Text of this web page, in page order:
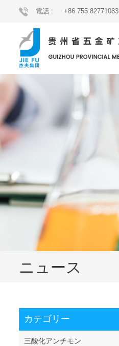
電話 : +86 755 82771083
ニュース
カテゴリー
三酸化アンチモン